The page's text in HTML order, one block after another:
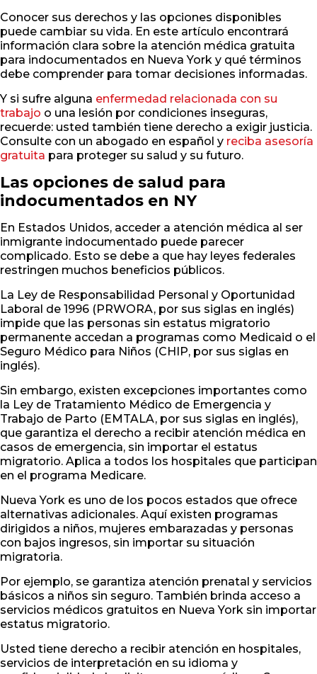
Conocer sus derechos y las opciones disponibles
puede cambiar su vida. En este artículo encontrará
información clara sobre la atención médica gratuita
para indocumentados en Nueva York y qué términos
debe comprender para tomar decisiones informadas.
Y si sufre alguna enfermedad relacionada con su
trabajo o una lesión por condiciones inseguras,
recuerde: usted también tiene derecho a exigir justicia.
Consulte con un abogado en español y reciba asesoría
gratuita para proteger su salud y su futuro.
Las opciones de salud para
indocumentados en NY
En Estados Unidos, acceder a atención médica al ser
inmigrante indocumentado puede parecer
complicado. Esto se debe a que hay leyes federales
restringen muchos beneficios públicos.
La Ley de Responsabilidad Personal y Oportunidad
Laboral de 1996 (PRWORA, por sus siglas en inglés)
impide que las personas sin estatus migratorio
permanente accedan a programas como Medicaid o el
Seguro Médico para Niños (CHIP, por sus siglas en
inglés).
Sin embargo, existen excepciones importantes como
la Ley de Tratamiento Médico de Emergencia y
Trabajo de Parto (EMTALA, por sus siglas en inglés),
que garantiza el derecho a recibir atención médica en
casos de emergencia, sin importar el estatus
migratorio. Aplica a todos los hospitales que participan
en el programa Medicare.
Nueva York es uno de los pocos estados que ofrece
alternativas adicionales. Aquí existen programas
dirigidos a niños, mujeres embarazadas y personas
con bajos ingresos, sin importar su situación
migratoria.
Por ejemplo, se garantiza atención prenatal y servicios
básicos a niños sin seguro. También brinda acceso a
servicios médicos gratuitos en Nueva York sin importar
estatus migratorio.
Usted tiene derecho a recibir atención en hospitales,
servicios de interpretación en su idioma y